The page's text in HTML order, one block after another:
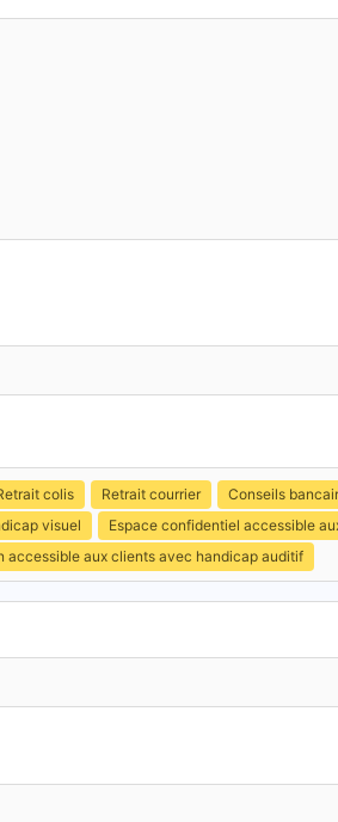
colis Retrait courrier Conseils
visuel
Espace confidentiel accessible
accessible aux clients avec handicap auditif